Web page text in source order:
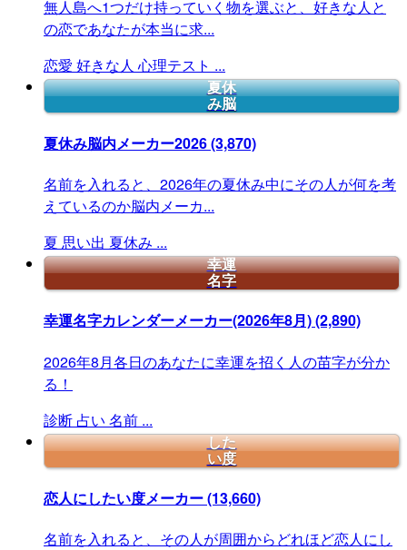
無人島へ1つだけ持っていく物を選ぶと、好きな人と
の恋であなたが本当に求...
恋愛 好きな人 心理テスト ...
夏休
み脳
夏休み脳内メーカー2026(3,870)
名前を入れると、2026年の夏休み中にその人が何を考
えているのか脳内メーカ...
夏 思い出 夏休み ...
幸運
名字
幸運名字カレンダーメーカー(2026年8月)(2,890)
2026年8月各日のあなたに幸運を招く人の苗字が分か
る！
診断 占い 名前 ...
した
い度
恋人にしたい度メーカー(13,660)
名前を入れると、その人が周囲からどれほど恋人にし